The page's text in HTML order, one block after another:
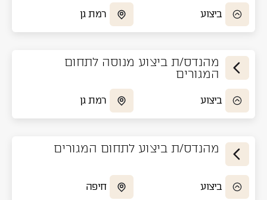
ביצוע רמת גן
מהנדס/ת ביצוע מנוסה לתחום
המגורים
ביצוע רמת גן
מהנדס/ת ביצוע לתחום המגורים
ביצוע חיפה